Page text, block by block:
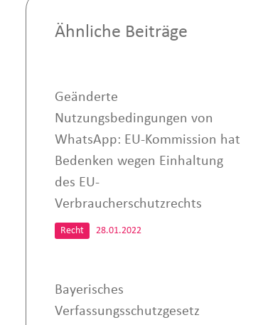
Ähnliche Beiträge
Geänderte
Nutzungsbedingungen von
WhatsApp: EU-Kommission hat
Bedenken wegen Einhaltung
des EU-
Verbraucherschutzrechts
Recht 28.01.2022
Bayerisches
Verfassungsschutzgesetz